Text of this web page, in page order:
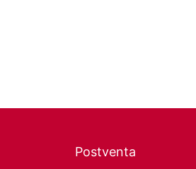
Postventa